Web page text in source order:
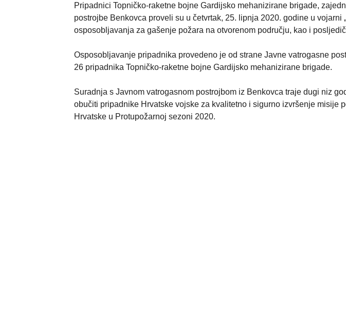
Pripadnici Topničko-raketne bojne Gardijsko mehanizirane brigade,
postrojbe Benkovca proveli su u četvrtak, 25. lipnja 2020. godine u vojarni
osposobljavanja za gašenje požara na otvorenom području, kao i
Osposobljavanje pripadnika provedeno je od strane Javne vatrogasne
26 pripadnika Topničko-raketne bojne Gardijsko mehanizirane brigade.
Suradnja s Javnom vatrogasnom postrojbom iz Benkovca traje dugi niz
obučiti pripadnike Hrvatske vojske za kvalitetno i sigurno izvršenje misije
Hrvatske u Protupožarnoj sezoni 2020.